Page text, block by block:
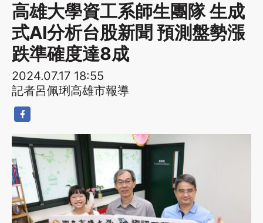
高雄大學資工系師生團隊 生成
式AI分析台股新聞 預測盤勢漲
跌準確度達8成
2024.07.17 18:55
記者呂佩琍高雄市報導